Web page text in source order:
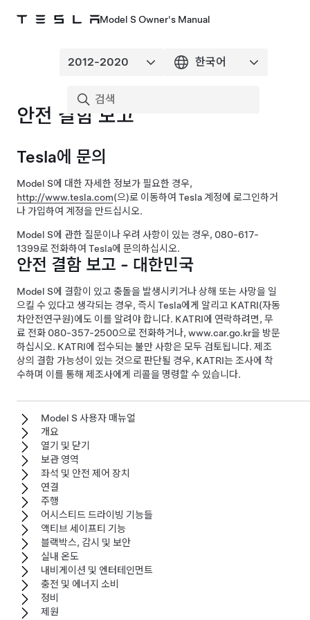
Model S Owner's Manual
안전 결함 보고
Tesla에 문의
Model S에 대한 자세한 정보가 필요한 경우,
http://www.tesla.com(으)로 이동하여 Tesla 계정에 로그인하거
나 가입하여 계정을 만드십시오.
Model S에 관한 질문이나 우려 사항이 있는 경우, 080-617-
1399로 전화하여 Tesla에 문의하십시오.
안전 결함 보고 - 대한민국
Model S에 결함이 있고 충돌을 발생시키거나 상해 또는 사망을 일
으킬 수 있다고 생각되는 경우, 즉시 Tesla에게 알리고 KATRI(자동
차안전연구원)에도 이를 알려야 합니다. KATRI에 연락하려면, 무
료 전화 080-357-2500으로 전화하거나, www.car.go.kr을 방문
하십시오. KATRI에 접수되는 불만 사항은 모두 검토됩니다. 제조
상의 결함 가능성이 있는 것으로 판단될 경우, KATRI는 조사에 착
수하며 이를 통해 제조사에게 리콜을 명령할 수 있습니다.
Model S 사용자 매뉴얼
개요
열기 및 닫기
보관 영역
좌석 및 안전 제어 장치
연결
주행
어시스티드 드라이빙 기능들
액티브 세이프티 기능
블랙박스, 감시 및 보안
실내 온도
내비게이션 및 엔터테인먼트
충전 및 에너지 소비
정비
제원